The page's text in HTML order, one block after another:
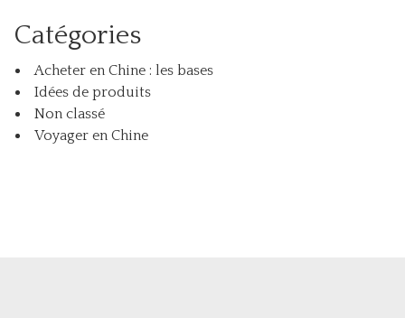
Catégories
Acheter en Chine : les bases
Idées de produits
Non classé
Voyager en Chine